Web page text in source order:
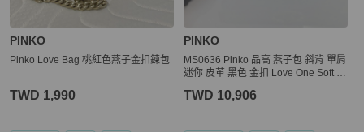
PINKO
Pinko Love Bag 桃紅色燕子金扣鍊包
TWD 1,990
PINKO
MS0636 Pinko 品高 燕子包 斜背 單肩
迷你 皮革 黑色 金扣 Love One Soft Cr
ck x GHW
TWD 10,906